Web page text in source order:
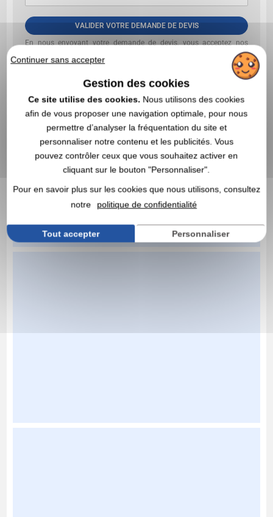
VALIDER VOTRE DEMANDE DE DEVIS
En nous envoyant votre demande de devis, vous acceptez nos
conditions générales d’utilisation et notre politique de
confidentialité des données
Continuer sans accepter
Gestion des cookies
Ce site utilise des cookies. Nous utilisons des cookies
afin de vous proposer une navigation optimale, pour nous
permettre d’analyser la fréquentation du site et
personnaliser notre contenu et les publicités. Vous
pouvez contrôler ceux que vous souhaitez activer en
cliquant sur le bouton "Personnaliser".
Pour en savoir plus sur les cookies que nous utilisons, consultez
notre
politique de confidentialité
Tout accepter Personnaliser